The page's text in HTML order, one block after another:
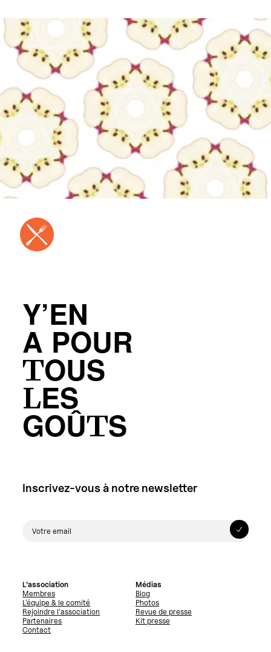
Y’EN
A POUR
TOUS
LES
GOÛTS
Inscrivez-vous à notre newsletter
L’association
Membres
L’équipe & le comité
Rejoindre l’association
Partenaires
Contact
Médias
Blog
Photos
Revue de presse
Kit presse